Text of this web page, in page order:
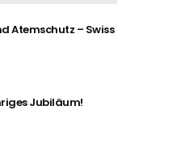
Atemschutz – Swiss
Jubiläum!